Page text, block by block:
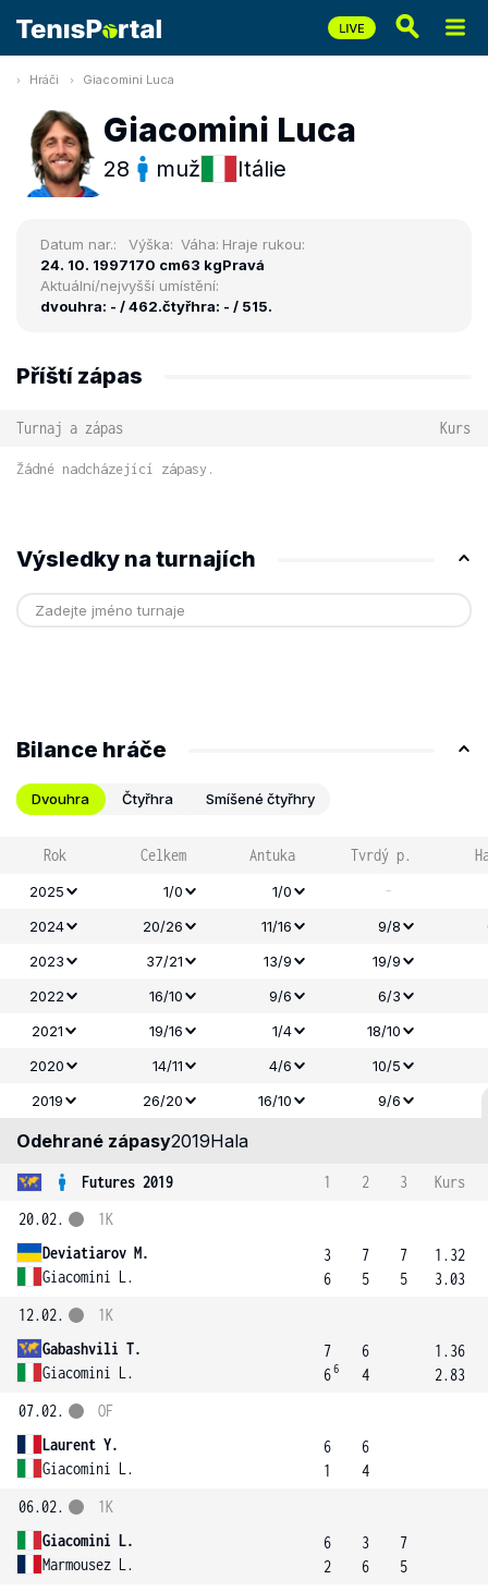
Hráči Giacomini Luca
Giacomini Luca
28 muž Itálie
Datum nar.:
24. 10. 1997
Výška:
170 cm
Váha:
63 kg
Hraje rukou:
Pravá
Aktuální/nejvyšší umístění:
dvouhra: - / 462.čtyřhra: - / 515.
Příští zápas
Turnaj a zápas Kurs
Žádné nadcházející zápasy.
Výsledky na turnajích
Bilance hráče
Dvouhra Čtyřhra Smíšené čtyřhry
Rok Celkem Antuka Tvrdý p.
2025 1/0 1/0 -
2024 20/26 11/16 9/8
2023
37/21 13/9 19/9
2022
16/10 9/6
6/3
2021
19/16 1/4
18/10
2020
14/11 4/6
10/5
2019
26/20 16/10 9/6
Odehrané zápasy2019Hala
Futures 2019 1 2 3
Kurs
20.02.
Deviatiarov M.
Giacomini L.
1K
3
6
7
5
7
5
1.32
3.03
12.02.
Gabashvili T.
Giacomini L.
1K
7
66
6
4
1.36
2.83
07.02.
Laurent Y.
Giacomini L.
OF
6
1
6
4
06.02.
Giacomini L.
Marmousez L.
1K
6
2
3
6
7
5